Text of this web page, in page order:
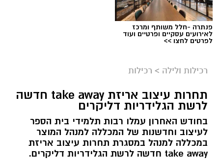
פנתרה -חלל משותף ומרכז
לאירועים עסקיים ופרטיים ועוד
לפרטים לחצו >>
רכילות ולילה > רכילות
תחרות עיצוב אריזת take away חדשה
לרשת הגלידריות דליקרים
בחודש האחרון עמלו רבות תלמידי בית הספר
לעיצוב וחדשנות של המכללה למנהל המוצר
במכללה למנהל במסגרת תחרות עיצוב אריזת
take away חדשה לרשת הגלידריות דליקרים.